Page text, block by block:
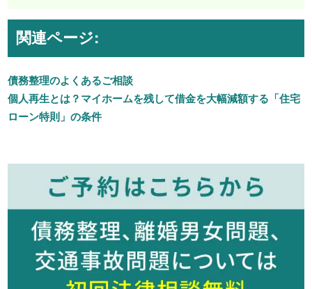
関連ページ:
債務整理のよくあるご相談
個人再生とは？マイホームを残して借金を大幅減額する「住宅
ローン特則」の条件